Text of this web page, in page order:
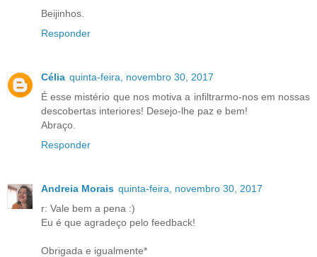
Beijinhos.
Responder
Célia quinta-feira, novembro 30, 2017
É esse mistério que nos motiva a infiltrarmo-nos em nossas
descobertas interiores! Desejo-lhe paz e bem!
Abraço.
Responder
Andreia Morais quinta-feira, novembro 30, 2017
r: Vale bem a pena :)
Eu é que agradeço pelo feedback!
Obrigada e igualmente*